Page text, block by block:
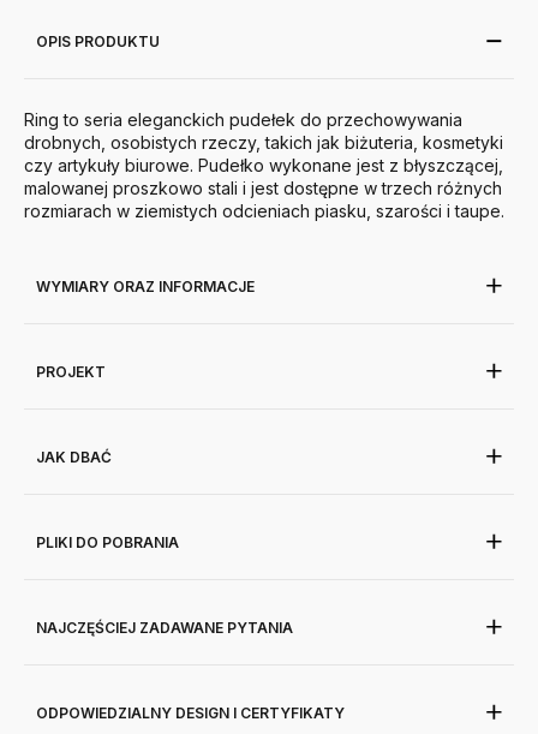
OPIS PRODUKTU
Ring to seria eleganckich pudełek do przechowywania
drobnych, osobistych rzeczy, takich jak biżuteria, kosmetyki
czy artykuły biurowe. Pudełko wykonane jest z błyszczącej,
malowanej proszkowo stali i jest dostępne w trzech różnych
rozmiarach w ziemistych odcieniach piasku, szarości i taupe.
WYMIARY ORAZ INFORMACJE
PROJEKT
JAK DBAĆ
PLIKI DO POBRANIA
NAJCZĘŚCIEJ ZADAWANE PYTANIA
ODPOWIEDZIALNY DESIGN I CERTYFIKATY